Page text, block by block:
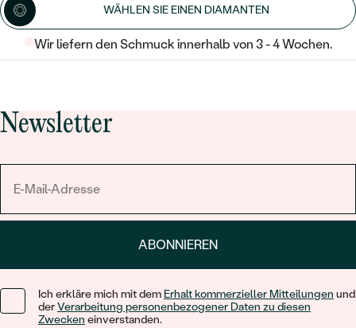
WÄHLEN SIE EINEN DIAMANTEN
Wir liefern den Schmuck innerhalb von 3 - 4 Wochen.
Newsletter
ABONNIEREN
Ich erkläre mich mit dem Erhalt kommerzieller Mitteilungen und
derVerarbeitung personenbezogener Daten zu diesen
Zwecken einverstanden.